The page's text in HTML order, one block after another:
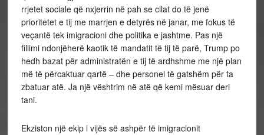
rrjetet sociale që nxjerrin në pah se cilat do të jenë
prioritetet e tij me marrjen e detyrës në janar, me fokus të
veçantë tek imigracioni dhe politika e jashtme. Pas një
fillimi ndonjëherë kaotik të mandatit të tij të parë, Trump po
hedh bazat për administratën e tij të ardhshme me një plan
më të përcaktuar qartë – dhe personel të gatshëm për ta
zbatuar atë. Ja një vështrim në atë që kemi mësuar deri
tani.
Ekziston një ekip i vijës së ashpër të imigracionit